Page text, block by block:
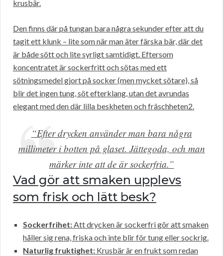
krusbär.
Den finns där på tungan bara några sekunder efter att du
tagit ett klunk – lite som när man äter färska bär, där det
är både sött och lite syrligt samtidigt. Eftersom
koncentratet är sockerfritt och sötas med ett
sötningsmedel gjort på socker (men mycket sötare), så
blir det ingen tung, söt efterklang, utan det avrundas
elegant med den där lilla beskheten och fräschheten2.
“Efter drycken använder man bara några
millimeter i botten på glaset. Jättegoda, och man
märker inte att de är sockerfria.”
Vad gör att smaken upplevs
som frisk och lätt besk?
Sockerfrihet:Att drycken är sockerfri gör att smaken
håller sig rena, friska och inte blir för tung eller sockrig.
Naturlig fruktighet: Krusbär är en frukt som redan